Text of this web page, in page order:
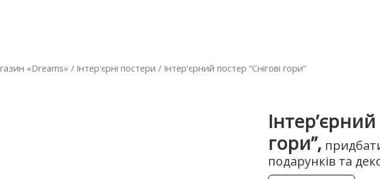
«Dreams» / Інтер'єрні постери / Інтер’єрний постер “Снігові гори”
гори”,
подарунків та